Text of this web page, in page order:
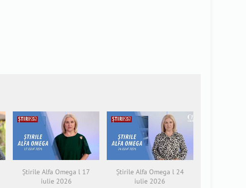
Știrile Alfa Omega l 17
iulie 2026
Știrile Alfa Omega l 24
iulie 2026